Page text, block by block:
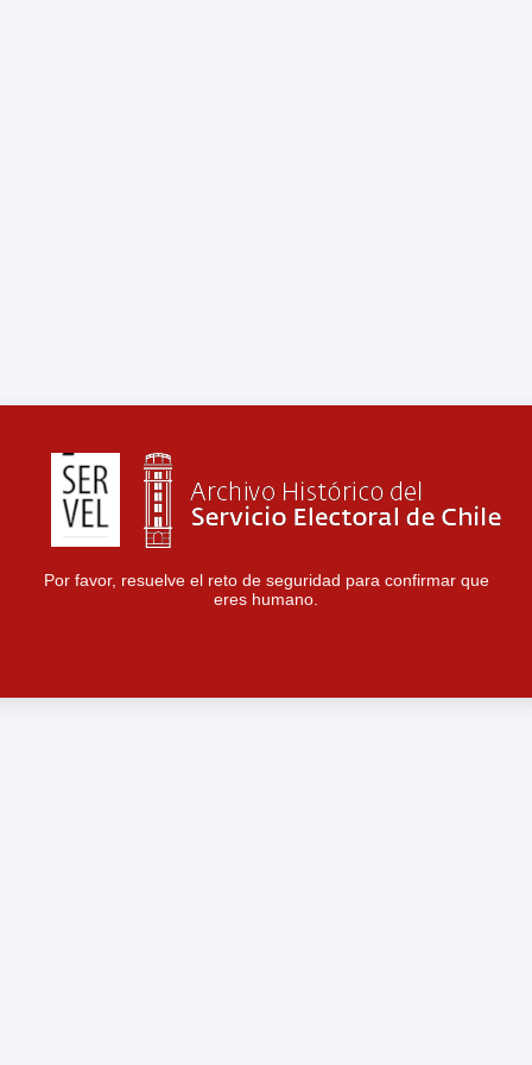
Por favor, resuelve el reto de seguridad para confirmar que
eres humano.